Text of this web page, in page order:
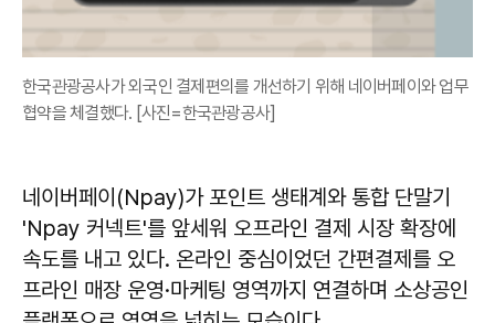
한국관광공사가 외국인 결제편의를 개선하기 위해 네이버페이와 업무
협약을 체결했다. [사진=한국관광공사]
네이버페이(Npay)가 포인트 생태계와 통합 단말기
'Npay 커넥트'를 앞세워 오프라인 결제 시장 확장에
속도를 내고 있다. 온라인 중심이었던 간편결제를 오
프라인 매장 운영·마케팅 영역까지 연결하며 소상공인